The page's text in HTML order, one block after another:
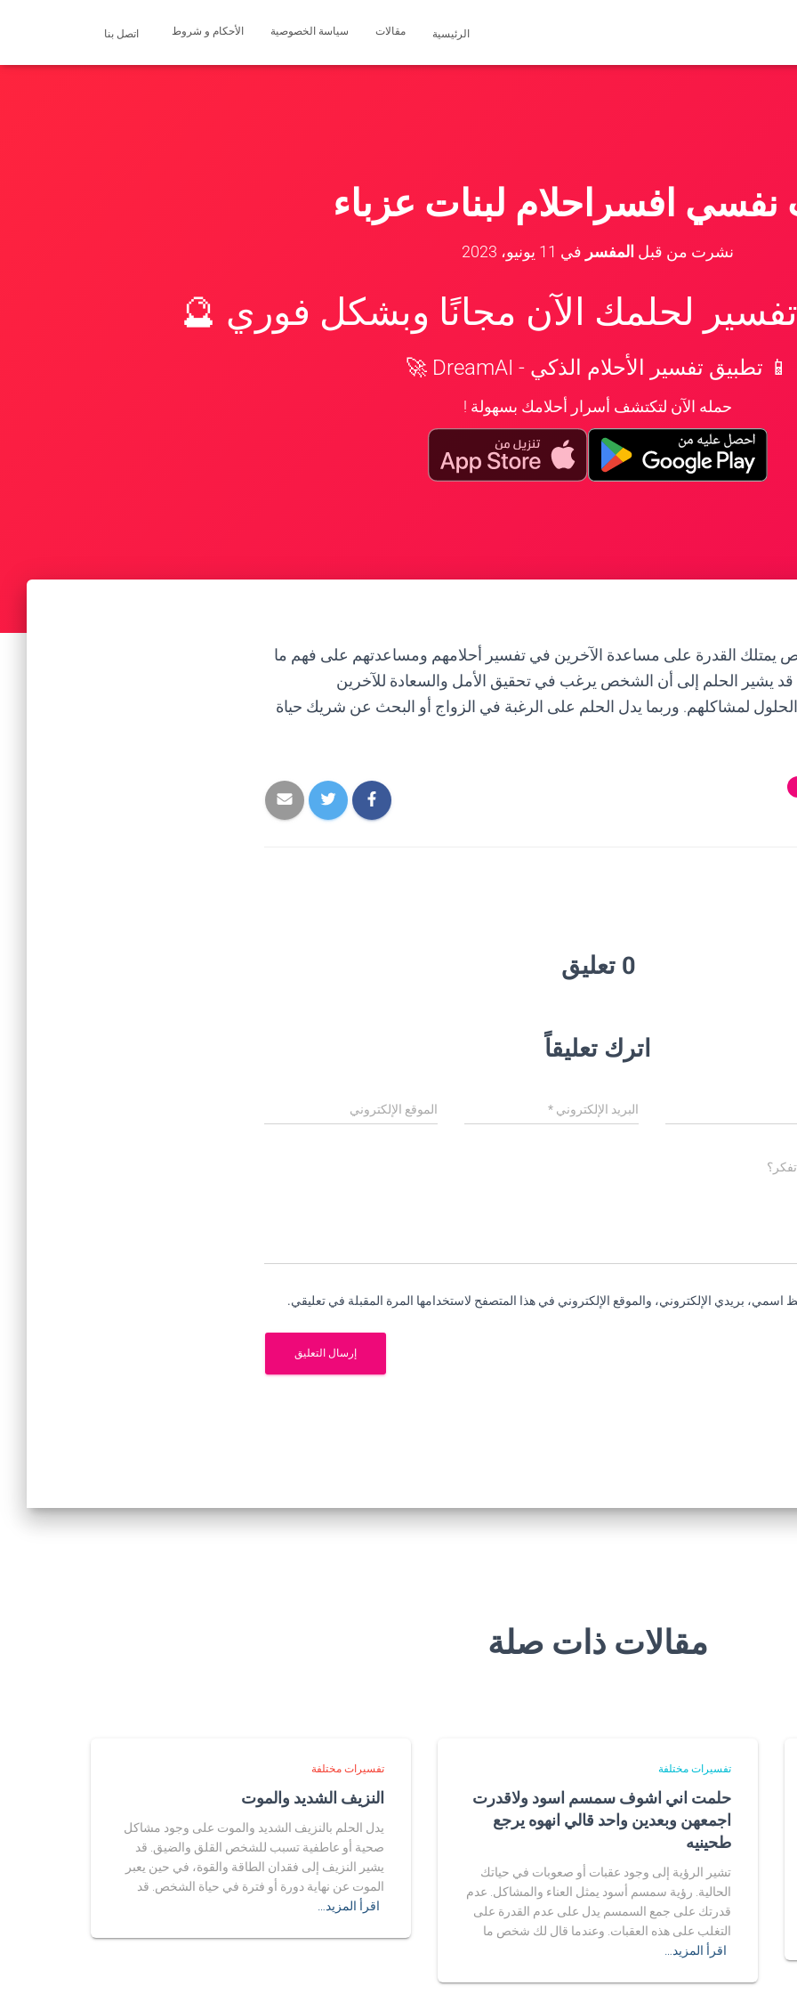
الرئيسية مقالات سياسة الخصوصية الأحكام و شروط اتصل بنا
نفسي افسراحلام لبنات عزباء
نشرت من قبل المفسر في 11 يونيو، 2023
لحلمك الآن مجانًا وبشكل فوري 🔮
📱 تطبيق تفسير الأحلام الذكي - DreamAI 🚀
حمله الآن لتكتشف أسرار أحلامك بسهولة !
يمتلك القدرة على مساعدة الآخرين في تفسير أحلامهم ومساعدتهم على فهم ما
يشير الحلم إلى أن الشخص يرغب في تحقيق الأمل والسعادة للآخرين
لمشاكلهم. وربما يدل الحلم على الرغبة في الزواج أو البحث عن شريك حياة
0 تعليق
اترك تعليقاً
البريد الإلكتروني* الموقع الإلكتروني
اسمي، بريدي الإلكتروني، والموقع الإلكتروني في هذا المتصفح لاستخدامها المرة المقبلة في تعليقي.
مقالات ذات صلة
تفسيرات مختلفة
حلمت اني اشوف سمسم اسود ولاقدرت
اجمعهن وبعدين واحد قالي انهوه يرجع
طحينيه
تشير الرؤية إلى وجود عقبات أو صعوبات في حياتك
الحالية. رؤية سمسم أسود يمثل العناء والمشاكل. عدم
قدرتك على جمع السمسم يدل على عدم القدرة على
التغلب على هذه العقبات. وعندما قال لك شخص ما
اقرأ المزيد…
تفسيرات مختلفة
النزيف الشديد والموت
يدل الحلم بالنزيف الشديد والموت على وجود مشاكل
صحية أو عاطفية تسبب للشخص القلق والضيق. قد
يشير النزيف إلى فقدان الطاقة والقوة، في حين يعبر
الموت عن نهاية دورة أو فترة في حياة الشخص. قد
اقرأ المزيد…